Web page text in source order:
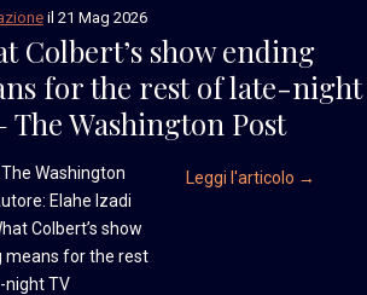
il 21 Mag 2026
Colbert’s show ending
for the rest of late-night
The Washington Post
The Washington
Elahe Izadi
Colbert’s show
means for the rest
night TV
Leggi l'articolo →